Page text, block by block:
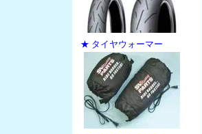
★ タイヤウォーマー